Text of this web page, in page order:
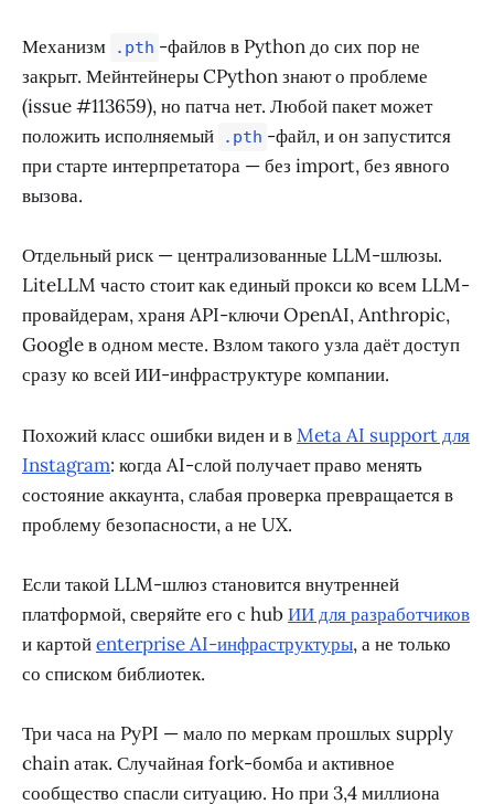
Механизм .pth -файлов в Python до сих пор не
закрыт. Мейнтейнеры CPython знают о проблеме
(issue #113659), но патча нет. Любой пакет может
положить исполняемый
.pth -файл, и он запустится
при старте интерпретатора — без import, без явного
вызова.
Отдельный риск — централизованные LLM-шлюзы.
LiteLLM часто стоит как единый прокси ко всем LLM-
провайдерам, храня API-ключи OpenAI, Anthropic,
Google в одном месте. Взлом такого узла даёт доступ
сразу ко всей ИИ-инфраструктуре компании.
Похожий класс ошибки виден и вMeta AI support для
Instagram: когда AI-слой получает право менять
состояние аккаунта, слабая проверка превращается в
проблему безопасности, а не UX.
Если такой LLM-шлюз становится внутренней
платформой, сверяйте его с hubИИ для разработчиков
и картойenterprise AI-инфраструктуры, а не только
со списком библиотек.
Три часа на PyPI — мало по меркам прошлых supply
chain атак. Случайная fork-бомба и активное
сообщество спасли ситуацию. Но при 3,4 миллиона